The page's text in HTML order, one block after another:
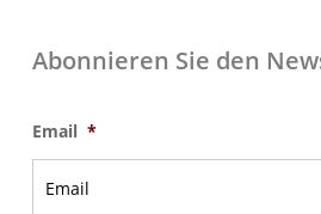
Abonnieren Sie den
Email *